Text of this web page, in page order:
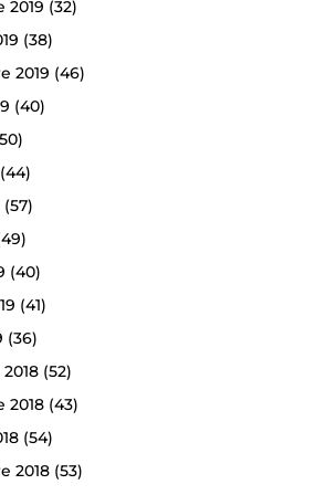
2019 (32)
(38)
2019 (46)
(40)
(44)
(57)
(40)
(41)
(36)
(52)
2018(43)
(54)
2018(53)